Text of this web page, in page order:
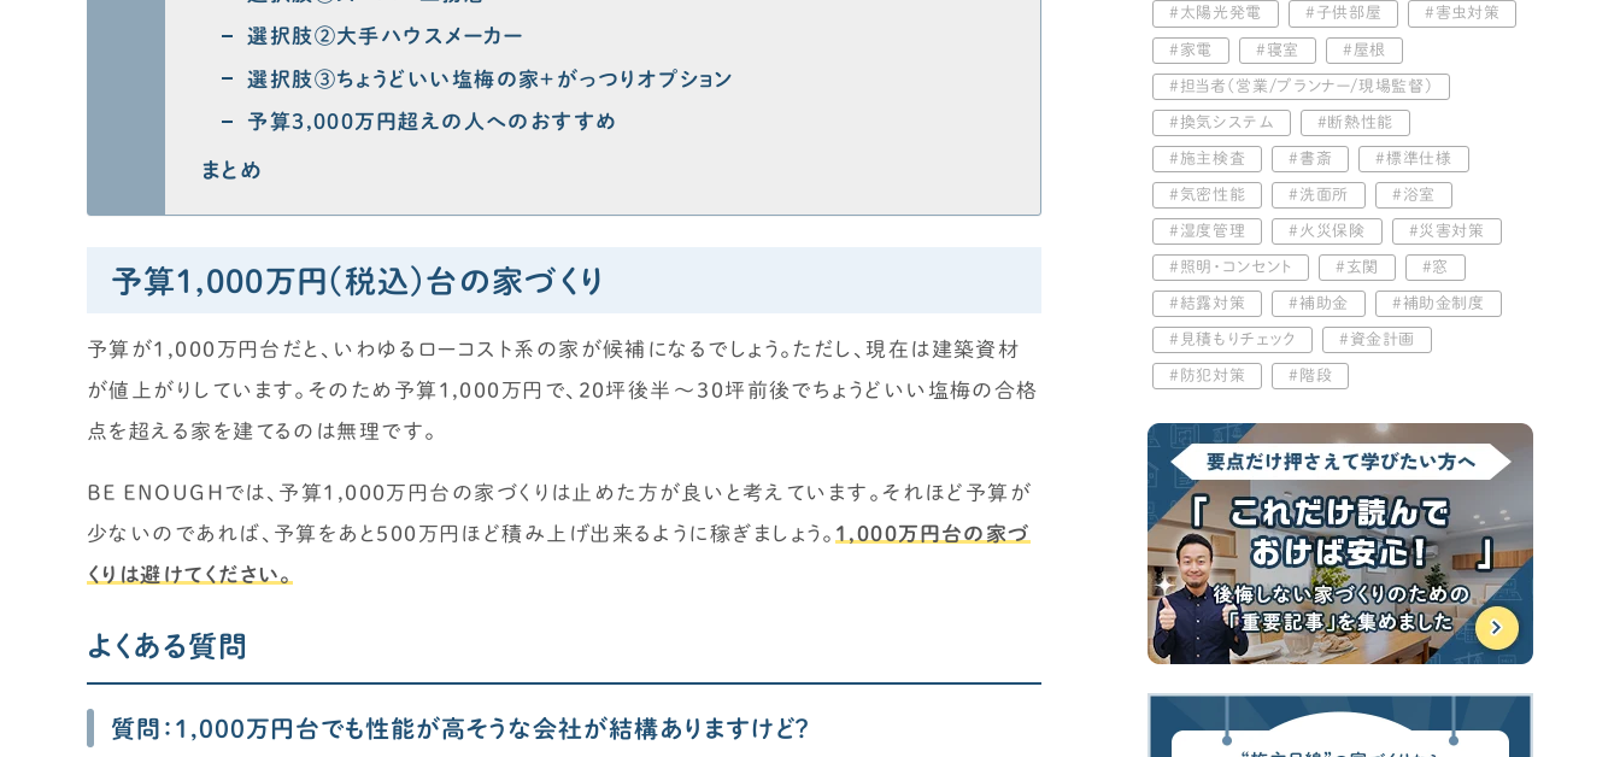
選択肢②大手ハウスメーカー
選択肢③ちょうどいい塩梅の家＋がっつりオプション
予算3,000万円超えの人へのおすすめ
まとめ
予算1,000万円(税込)台の家づくり
予算が1,000万円台だと、いわゆるローコスト系の家が候補になるでしょう。ただし、現在は建築資材
が値上がりしています。そのため予算1,000万円で、20坪後半～30坪前後でちょうどいい塩梅の合格
点を超える家を建てるのは無理です。
BE ENOUGHでは、予算1,000万円台の家づくりは止めた方が良いと考えています。それほど予算が
少ないのであれば、予算をあと500万円ほど積み上げ出来るように稼ぎましょう。 1,000万円台の家づ
くりは避けてください。
よくある質問
質問：1,000万円台でも性能が高そうな会社が結構ありますけど？
太陽光発電 子供部屋 害虫対策
家電 寝室 屋根
担当者（営業/プランナー/現場監督）
換気システム 断熱性能
施主検査 書斎 標準仕様
気密性能 洗面所 浴室
湿度管理 火災保険 災害対策
照明・コンセント 玄関 窓
結露対策 補助金 補助金制度
見積もりチェック 資金計画
防犯対策 階段